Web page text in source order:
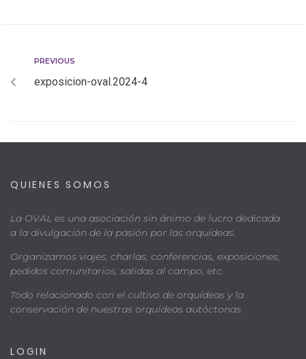
PREVIOUS
exposicion-oval.2024-4
QUIENES SOMOS
La OVAL es una asociación sin ánimo de lucro dedicada
a la divulgación de la pasión por las orquídeas.
Organizamos viajes, charlas, conferencias, exposiciones,
pedidos comunitarios, salidas al campo, etc.
Todo relacionado con el cultivo de orquídeas y la
conservación de nuestras orquídeas autóctonas.
LOGIN